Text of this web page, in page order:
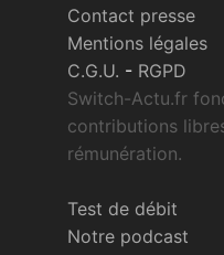
Contact presse
Mentions légales
C.G.U. - RGPD
Switch-Actu.fr
contributions
rémunération.
Test de débit
Notre podcast